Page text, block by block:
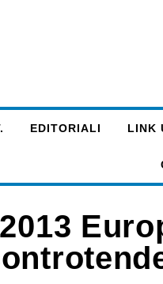
EDITORIALI LINK